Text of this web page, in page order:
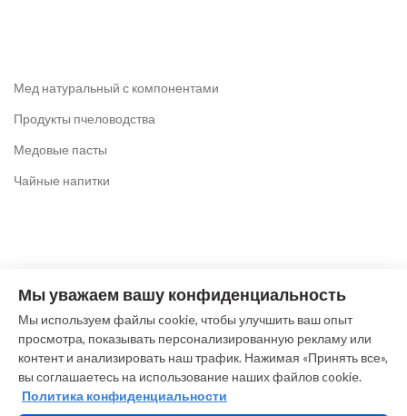
Мед натуральный с компонентами
Продукты пчеловодства
Медовые пасты
Чайные напитки
Тел: +7 (916) 612-64-63
(без выходных c 9.00 до 19.00)
E-mail: pchela@meda-kolomna.ru
Мы уважаем вашу конфиденциальность
Мы используем файлы cookie, чтобы улучшить ваш опыт
просмотра, показывать персонализированную рекламу или
контент и анализировать наш трафик. Нажимая «Принять все»,
вы соглашаетесь на использование наших файлов cookie.
Политика конфиденциальности